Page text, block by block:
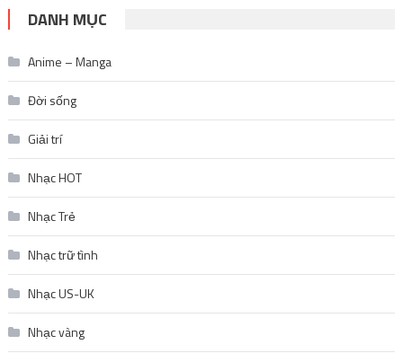
DANH MỤC
Anime – Manga
Đời sống
Giải trí
Nhạc HOT
Nhạc Trẻ
Nhạc trữ tình
Nhạc US-UK
Nhạc vàng